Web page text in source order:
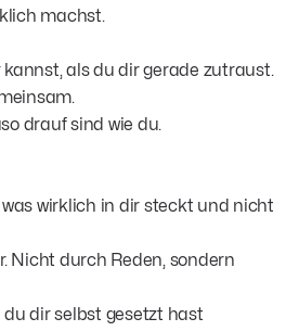
machst.
als du dir gerade zutraust.
drauf sind wie du.
was wirklich in dir steckt und nicht
Nicht durch Reden, sondern
dir selbst gesetzt hast